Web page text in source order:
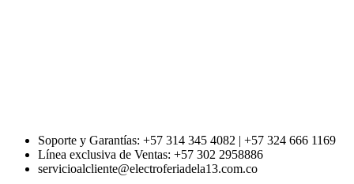
Soporte y Garantías: +57 314 345 4082 | +57 324 666 1169
Línea exclusiva de Ventas: +57 302 2958886
servicioalcliente@electroferiadela13.com.co